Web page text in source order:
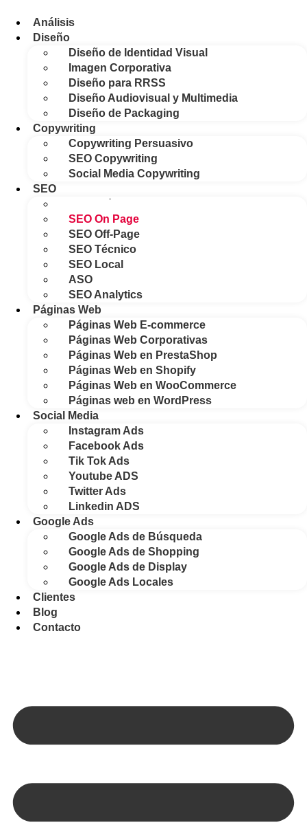
Análisis
Diseño
Diseño de Identidad Visual
Imagen Corporativa
Diseño para RRSS
Diseño Audiovisual y Multimedia
Diseño de Packaging
Copywriting
Copywriting Persuasivo
SEO Copywriting
Social Media Copywriting
SEO
SEO On Page
SEO Off-Page
SEO Técnico
SEO Local
ASO
SEO Analytics
Páginas Web
Páginas Web E-commerce
Páginas Web Corporativas
Páginas Web en PrestaShop
Páginas Web en Shopify
Páginas Web en WooCommerce
Páginas web en WordPress
Social Media
Instagram Ads
Facebook Ads
Tik Tok Ads
Youtube ADS
Twitter Ads
Linkedin ADS
Google Ads
Google Ads de Búsqueda
Google Ads de Shopping
Google Ads de Display
Google Ads Locales
Clientes
Blog
Contacto